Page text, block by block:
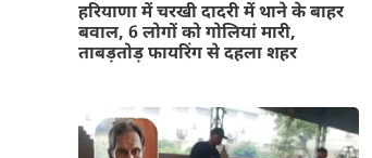
हरियाणा में चरखी दादरी में थाने के बाहर
बवाल, 6 लोगों को गोलियां मारी,
ताबड़तोड़ फायरिंग से दहला शहर